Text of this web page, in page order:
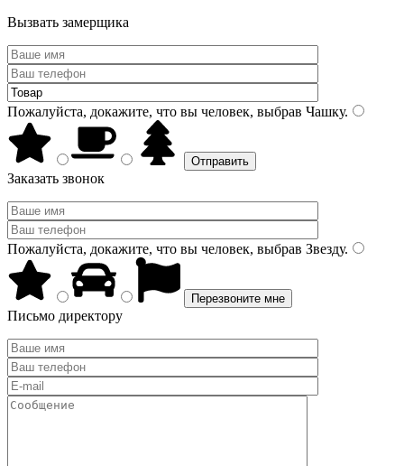
Вызвать замерщика
Пожалуйста, докажите, что вы человек, выбрав Чашку.
Заказать звонок
Пожалуйста, докажите, что вы человек, выбрав Звезду.
Письмо директору